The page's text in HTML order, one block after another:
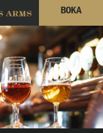
BOKA